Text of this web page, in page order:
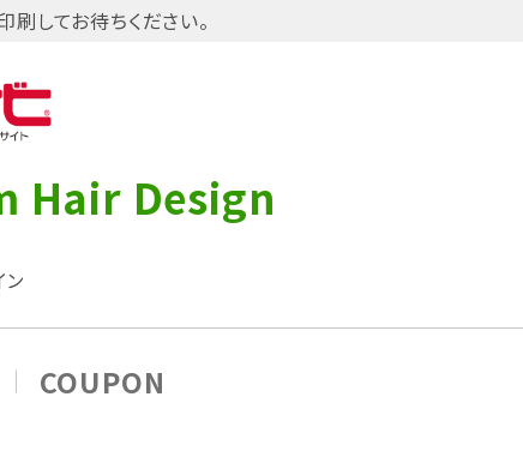
してお待ちください。
Hair Design
ン
COUPON